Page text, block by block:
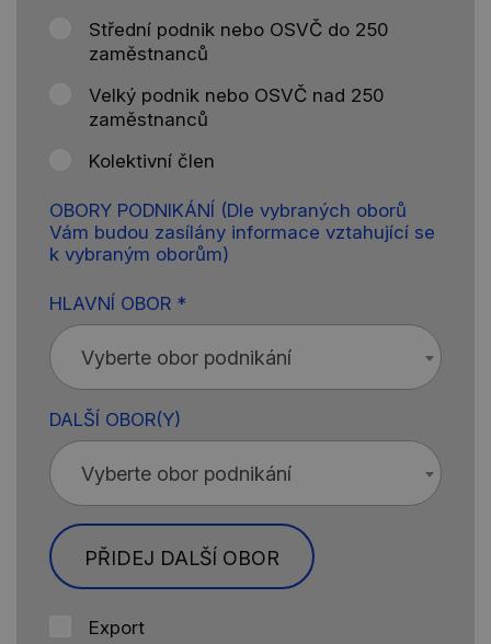
Střední podnik nebo OSVČ do 250
zaměstnanců
Velký podnik nebo OSVČ nad 250
zaměstnanců
Kolektivní člen
OBORY PODNIKÁNÍ (Dle vybraných oborů
Vám budou zasílány informace vztahující se
k vybraným oborům)
HLAVNÍ OBOR *
Vyberte obor podnikání
DALŠÍ OBOR(Y)
Vyberte obor podnikání
PŘIDEJ DALŠÍ OBOR
Export